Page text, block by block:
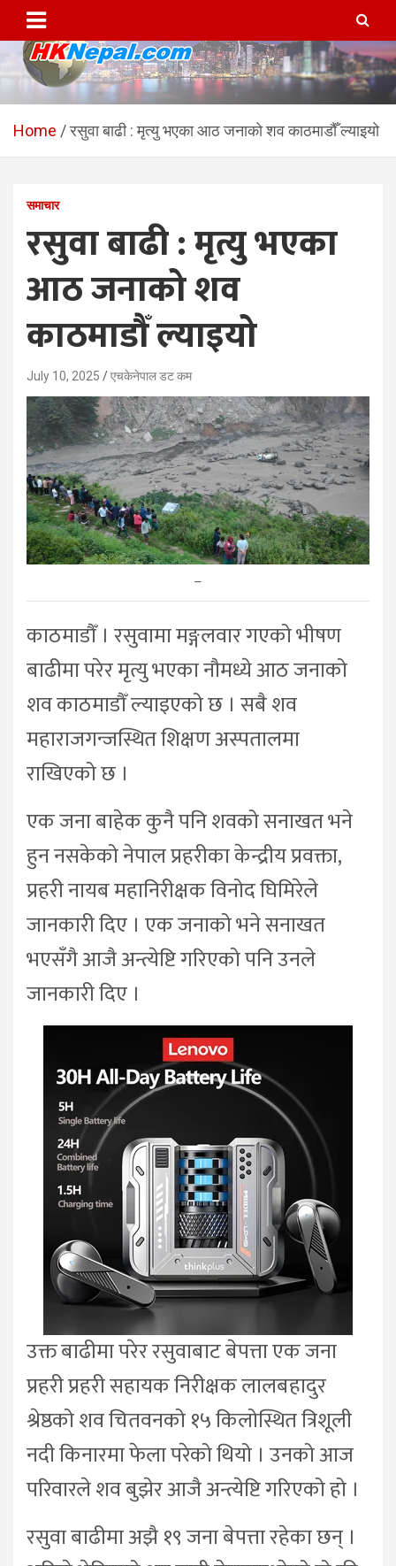
content
HKNepal.com – हङकङबाट
सञ्चालित पहिलो नेपाली अनलाईन
hknepal, hknepal.com, hk nepal, hk nepal com
Home रसुवा बाढी : मृत्यु भएका आठ जनाको शव काठमाडौँ ल्याइयो
समाचार
रसुवा बाढी : मृत्यु भएका
आठ जनाको शव
काठमाडौँ ल्याइयो
July 10, 2025 एचकेनेपाल डट कम
–
काठमाडौँ । रसुवामा मङ्गलवार गएको भीषण
बाढीमा परेर मृत्यु भएका नौमध्ये आठ जनाको
शव काठमाडौँ ल्याइएको छ । सबै शव
महाराजगन्जस्थित शिक्षण अस्पतालमा
राखिएको छ ।
एक जना बाहेक कुनै पनि शवको सनाखत भने
हुन नसकेको नेपाल प्रहरीका केन्द्रीय प्रवक्ता,
प्रहरी नायब महानिरीक्षक विनोद घिमिरेले
जानकारी दिए । एक जनाको भने सनाखत
भएसँगै आजै अन्त्येष्टि गरिएको पनि उनले
जानकारी दिए ।
उक्त बाढीमा परेर रसुवाबाट बेपत्ता एक जना
प्रहरी प्रहरी सहायक निरीक्षक लालबहादुर
श्रेष्ठको शव चितवनको १५ किलोस्थित त्रिशूली
नदी किनारमा फेला परेको थियो । उनको आज
परिवारले शव बुझेर आजै अन्त्येष्टि गरिएको हो ।
रसुवा बाढीमा अझै १९ जना बेपत्ता रहेका छन् ।